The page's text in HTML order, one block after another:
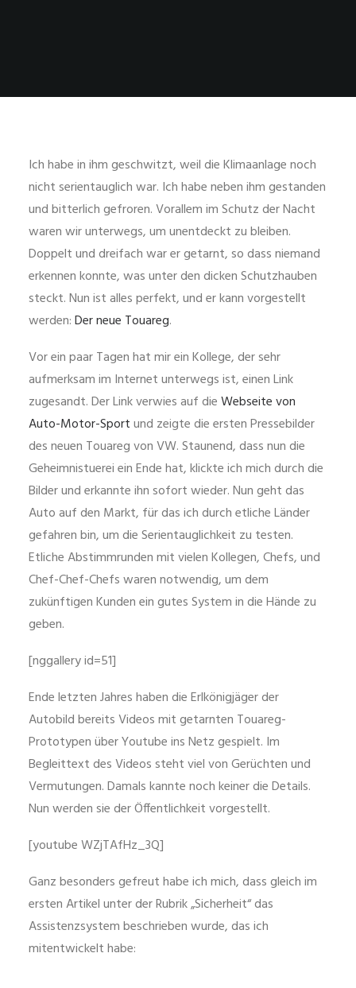
Ich habe in ihm geschwitzt, weil die Klimaanlage noch
nicht serientauglich war. Ich habe neben ihm gestanden
und bitterlich gefroren. Vorallem im Schutz der Nacht
waren wir unterwegs, um unentdeckt zu bleiben.
Doppelt und dreifach war er getarnt, so dass niemand
erkennen konnte, was unter den dicken Schutzhauben
steckt. Nun ist alles perfekt, und er kann vorgestellt
werden:Der neue Touareg.
Vor ein paar Tagen hat mir ein Kollege, der sehr
aufmerksam im Internet unterwegs ist, einen Link
zugesandt. Der Link verwies auf dieWebseite von
Auto-Motor-Sportund zeigte die ersten Pressebilder
des neuen Touareg von VW. Staunend, dass nun die
Geheimnistuerei ein Ende hat, klickte ich mich durch die
Bilder und erkannte ihn sofort wieder. Nun geht das
Auto auf den Markt, für das ich durch etliche Länder
gefahren bin, um die Serientauglichkeit zu testen.
Etliche Abstimmrunden mit vielen Kollegen, Chefs, und
Chef-Chef-Chefs waren notwendig, um dem
zukünftigen Kunden ein gutes System in die Hände zu
geben.
[nggallery id=51]
Ende letzten Jahres haben die Erlkönigjäger der
Autobild bereits Videos mit getarnten Touareg-
Prototypen über Youtube ins Netz gespielt. Im
Begleittext des Videos steht viel von Gerüchten und
Vermutungen. Damals kannte noch keiner die Details.
Nun werden sie der Öffentlichkeit vorgestellt.
[youtube WZjTAfHz_3Q]
Ganz besonders gefreut habe ich mich, dass gleich im
ersten Artikel unter der Rubrik „Sicherheit“ das
Assistenzsystem beschrieben wurde, das ich
mitentwickelt habe: